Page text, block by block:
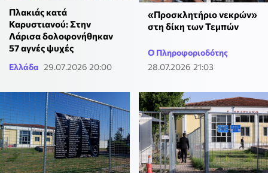
Πλακιάς κατά
Καρυστιανού: Στην
Λάρισα δολοφονήθηκαν
57 αγνές ψυχές
Ελλάδα 29.07.2026 20:00
«Προσκλητήριο νεκρών»
στη δίκη των Τεμπών
Ο Πληροφοριοδότης
28.07.2026 21:03